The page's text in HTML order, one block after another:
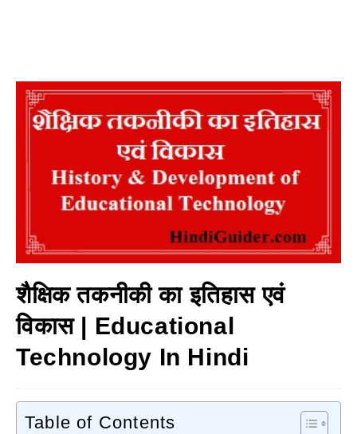
शैक्षिक तकनीकी का इतिहास एवं
विकास | Educational
Technology In Hindi
Table of Contents